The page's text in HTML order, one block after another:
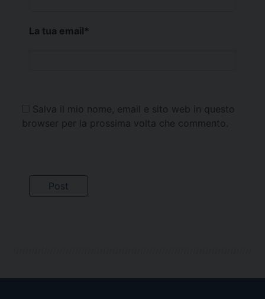
La tua email*
Salva il mio nome, email e sito web in questo
browser per la prossima volta che commento.